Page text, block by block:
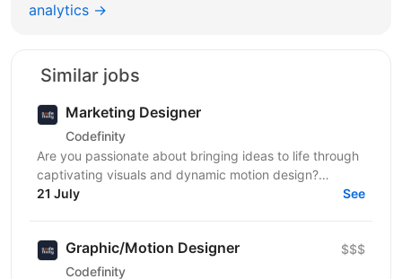
analytics →
Similar jobs
Marketing Designer
Codefinity
Are you passionate about bringing ideas to life through
captivating visuals and dynamic motion design?
Codefinity, a leading online learning platform, is...
21 July See
Graphic/Motion Designer
Codefinity
$$$